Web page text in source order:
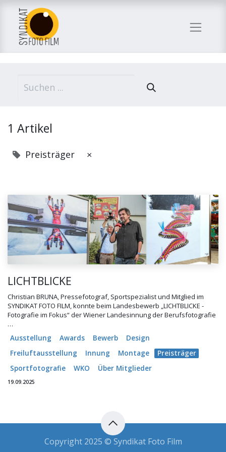
1 Artikel
Preisträger ×
LICHTBLICKE
Christian BRUNA, Pressefotograf, Sportspezialist und Mitglied im
SYNDIKAT FOTO FILM, konnte beim Landesbewerb „LICHTBLICKE -
Fotografie im Fokus“ der Wiener Landesinnung der Berufsfotografie
…
Ausstellung
Awards Bewerb
Design
Freiluftausstellung
Innung Montage
Preisträger
Sportfotografie
WKO Über Mitglieder
19.09.2025
Copyright 2025 © Syndikat Foto Film